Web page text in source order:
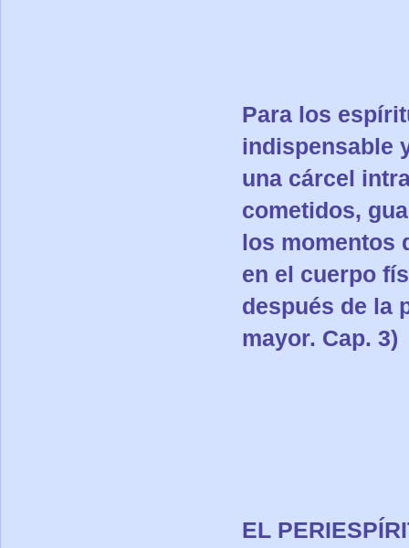
Para los
indispensable
una cárcel
cometidos,
los momentos
en el cuerpo
después de la
mayor. Cap. 3)
EL